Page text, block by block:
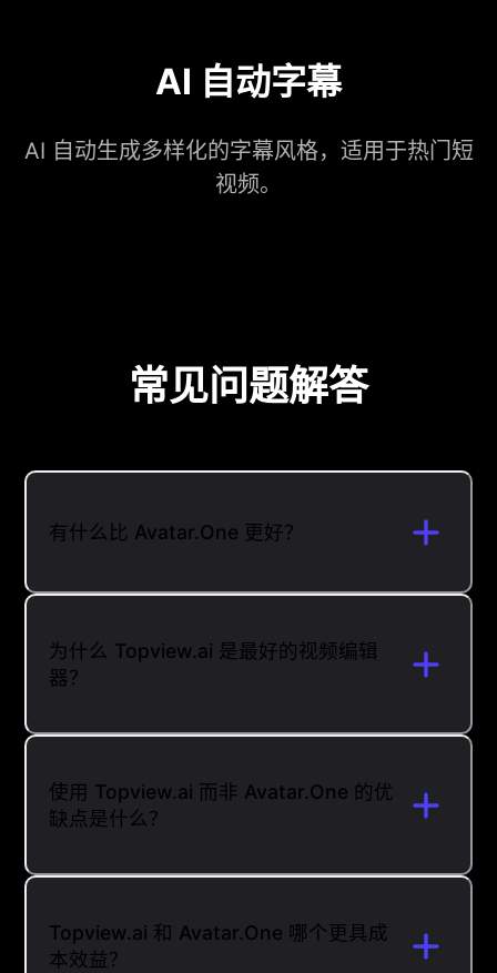
AI 自动字幕
AI 自动生成多样化的字幕风格，适用于热门短
视频。
常见问题解答
有什么比 Avatar.One 更好？
为什么 Topview.ai 是最好的视频编辑
器？
使用 Topview.ai 而非 Avatar.One 的优
缺点是什么？
Topview.ai 和 Avatar.One 哪个更具成
本效益？